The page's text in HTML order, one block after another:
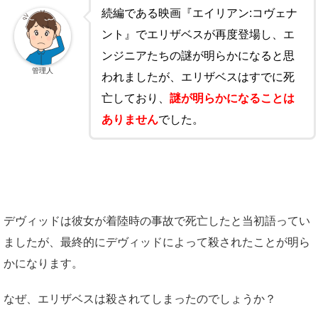
続編である映画『エイリアン:コヴェナ
ント』でエリザベスが再度登場し、エ
ンジニアたちの謎が明らかになると思
われましたが、エリザベスはすでに死
亡しており、 謎が明らかになることは
ありませんでした。
管理人
デヴィッドは彼女が着陸時の事故で死亡したと当初語ってい
ましたが、最終的にデヴィッドによって殺されたことが明ら
かになります。
なぜ、エリザベスは殺されてしまったのでしょうか？